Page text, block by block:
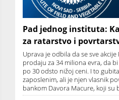
Pad jednog instituta:
za ratarstvo i
Uprava je odbila da se sve
prodaju za 34 miliona evra, da
po 30 odsto nižoj ceni. I to
zaposlenim, ali je njen vlasnik
bankom Davora Macure, koji su